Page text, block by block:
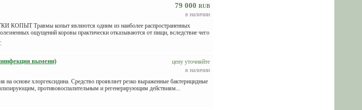
79 000 RUB
в наличии
Травмы копыт являются одним из наиболее распространенных
ощущений коровы практически отказываются от пищи, вследствие чего
цену уточняйте
в наличии
вымени)
на основе хлоргексидина. Средство проявляет резко выраженные бактерицидные
противовоспалительным и регенерирующим действиям...